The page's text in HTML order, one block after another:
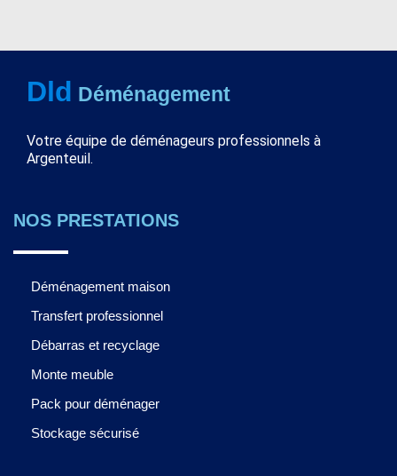
Dld Déménagement
Votre équipe de déménageurs professionnels à
Argenteuil.
NOS PRESTATIONS
Déménagement maison
Transfert professionnel
Débarras et recyclage
Monte meuble
Pack pour déménager
Stockage sécurisé